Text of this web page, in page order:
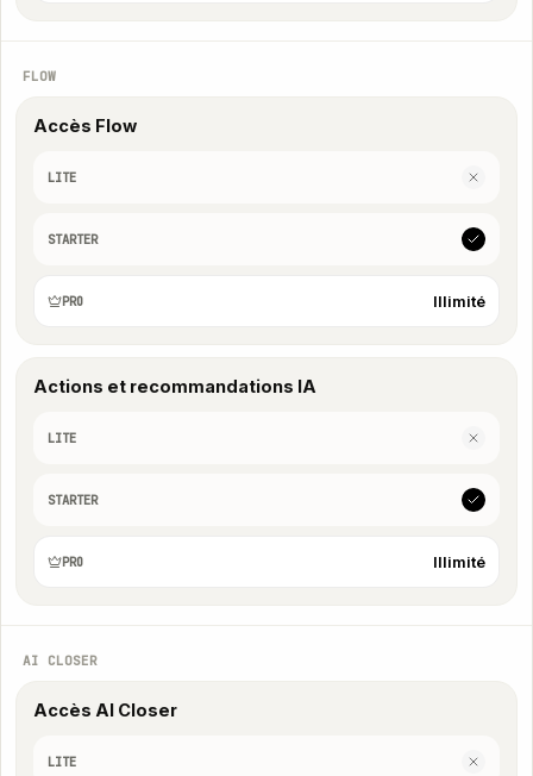
FLOW
Accès Flow
LITE
STARTER
PRO Illimité
Actions et recommandations IA
LITE
STARTER
PRO Illimité
AI CLOSER
Accès AI Closer
LITE